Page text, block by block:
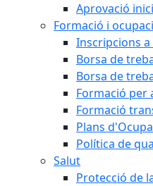
Aprovació
Formació i
Inscripcions
Borsa de
Borsa de
Formació per
Formació
Plans
Política de
Salut
Protecció de